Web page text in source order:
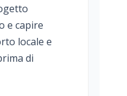
e capire
locale e
di